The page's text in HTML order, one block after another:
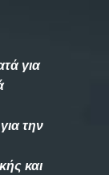
για
την
και